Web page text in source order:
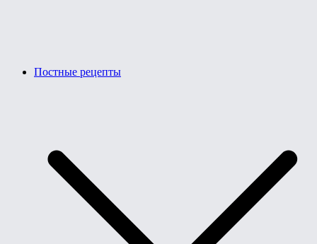
Постные рецепты